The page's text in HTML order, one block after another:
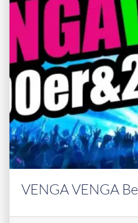
VENGA VENGA